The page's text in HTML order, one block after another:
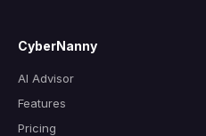
CyberNanny
AI Advisor
Features
Pricing